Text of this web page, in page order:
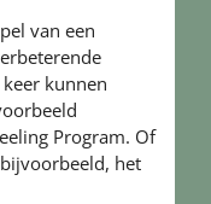
van een
kunnen
Program. Of
het